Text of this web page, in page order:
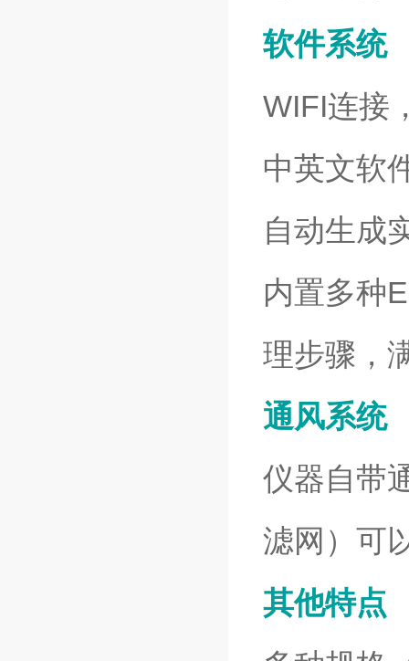
软件系统
WIFI连接
中英文软
自动生成
内置多种
理步骤，
通风系统
仪器自带
滤网）可
其他特点